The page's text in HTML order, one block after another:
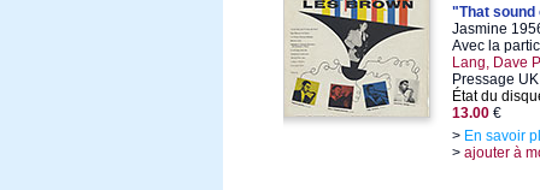
"That sound
Jasmine
Avec la
Lang, Dave
Pressage
État du
13.00 €
> En savoir
> ajouter à